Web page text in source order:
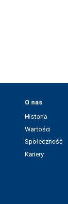
O nas
Historia
Wartości
Społeczność
Kariery